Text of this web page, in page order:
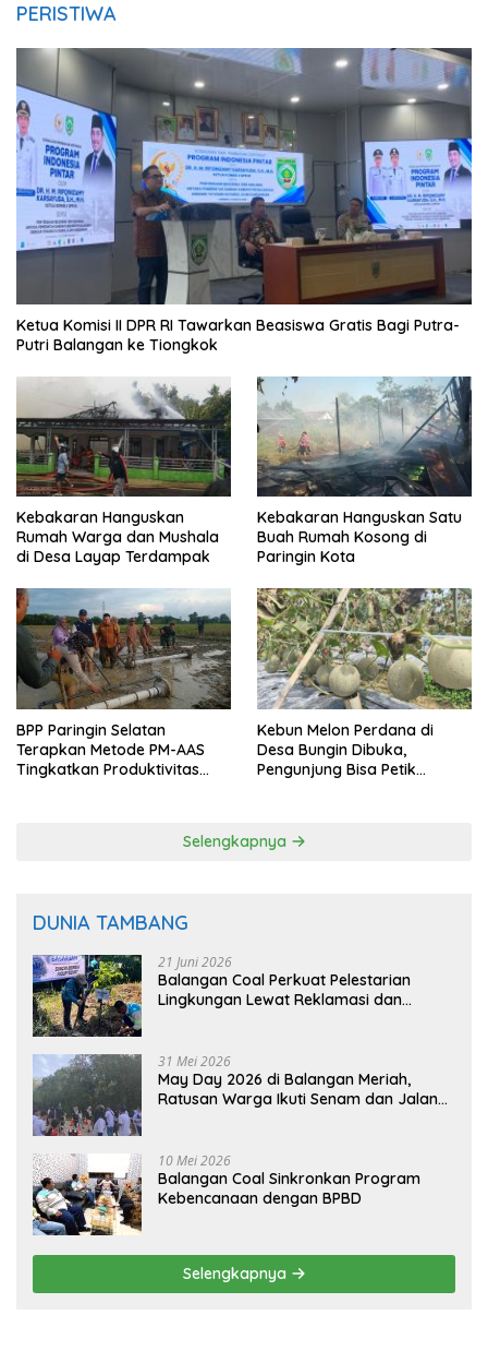
PERISTIWA
Ketua Komisi II DPR RI Tawarkan Beasiswa Gratis Bagi Putra-
Putri Balangan ke Tiongkok
Kebakaran Hanguskan
Rumah Warga dan Mushala
di Desa Layap Terdampak
Kebakaran Hanguskan Satu
Buah Rumah Kosong di
Paringin Kota
BPP Paringin Selatan
Terapkan Metode PM-AAS
Tingkatkan Produktivitas
Kebun Melon Perdana di
Desa Bungin Dibuka,
Pengunjung Bisa Petik
Selengkapnya
DUNIA TAMBANG
21 Juni 2026
Balangan Coal Perkuat Pelestarian
Lingkungan Lewat Reklamasi dan
31 Mei 2026
May Day 2026 di Balangan Meriah,
Ratusan Warga Ikuti Senam dan Jalan
10 Mei 2026
Balangan Coal Sinkronkan Program
Kebencanaan dengan BPBD
Selengkapnya